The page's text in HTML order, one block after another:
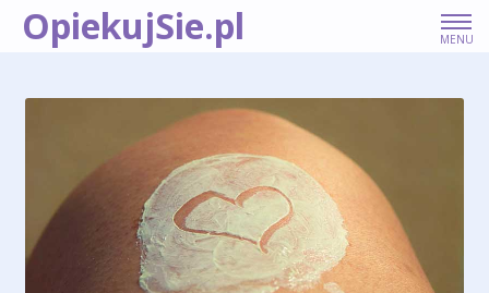
OpiekujSie.pl MENU
PORADY DLA OPIEKUNEK
KONTAKT
DLA PRACODAWCÓW